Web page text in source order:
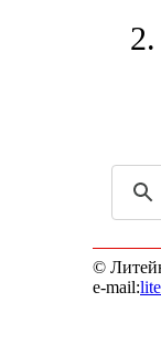
©
e-mail: